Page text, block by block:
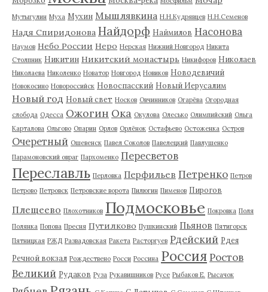
Мутыгулин Муха Мухин Мышлявкина Н.Н.Кудрявцев Н.Н.Семенов
Надя Спиридонова Найдорф Наймилов Насонова
Наумов Небо России Неро Нерская Нижний Новгород Никита
Столпник Никитин Никитский монастырь Никифоров Николаев
Николаева Николенко Новатор Новгород Новиков Новодевичий
Новокосино Новороссийск Новоспасский Новый Иерусалим
Новый год Новый свет Носков Овчинников Огарёва Огородная
слобода Одесса Ожогин Ока Окулова Олесько Олимпийский Ольга
Карталова Ольгово Опарин Орлов Орлёнок Остафьево Остоженка Остров
Очеретный Ошевенск Павел Соколов Павелецкий Павлушенко
Парамоновский овраг Пархоменко Пересветов
Переславль Перловка Перфильев Петренко Петров
Петрово Петровск Петровские ворота Пилюгин Пименов Пирогов
Плещеево Плохотников Подмосковье Покровка Поля
Полянка Попова Пресня Путилково Пушкинский Пьянов Пятигорск
Пятницкая РЖД Развадовская Ракета Расторгуев Рдейский Рдея
Речной вокзал Рождествено Росси Россина Россия Ростов
Великий Рудаков Руза Рукавишников Русе Рыбаков Е. Рысачок